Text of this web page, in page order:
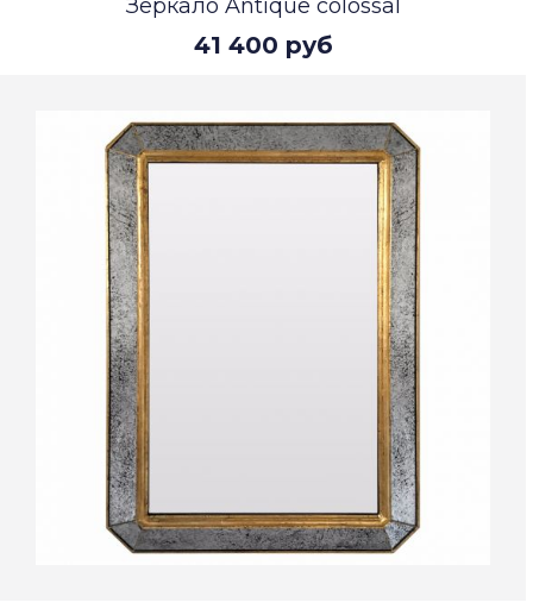
Зеркало Antique colossal
41 400 руб